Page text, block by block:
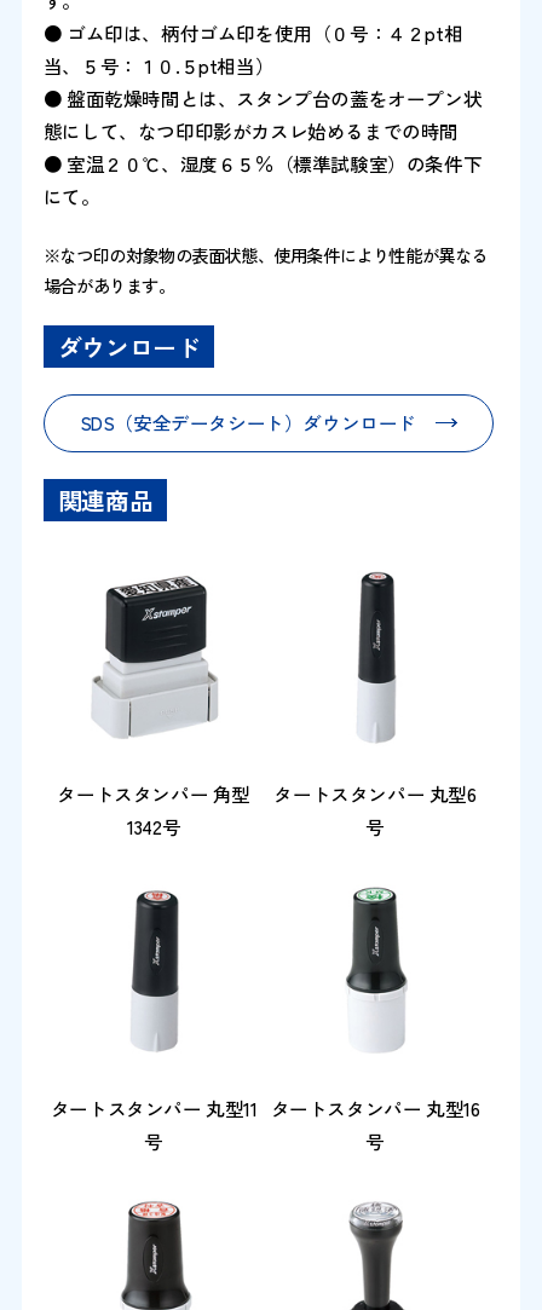
● ゴム印は、柄付ゴム印を使用（０号：４２pt相
当、５号：１０.５pt相当）
● 盤面乾燥時間とは、スタンプ台の蓋をオープン状
態にして、なつ印印影がカスレ始めるまでの時間
● 室温２０℃、湿度６５％（標準試験室）の条件下
にて。
※なつ印の対象物の表面状態、使用条件により性能が異なる
場合があります。
ダウンロード
SDS（安全データシート）ダウンロード
関連商品
タートスタンパー 角型
1342号
タートスタンパー 丸型6
号
タートスタンパー 丸型11
号
タートスタンパー 丸型16
号